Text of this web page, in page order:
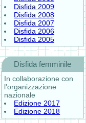
Disfida 2009
Disfida 2008
Disfida 2007
Disfida 2006
Disfida 2005
Disfida femminile
In collaborazione con
l'organizzazione
nazionale
Edizione 2017
Edizione 2018